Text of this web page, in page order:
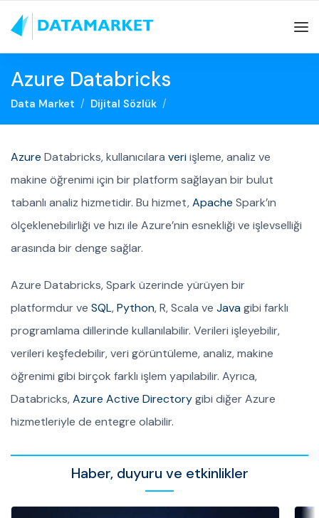
Azure Databricks
Data Market Dijital Sözlük
Azure Databricks, kullanıcılara veriişleme, analiz ve
makine öğrenimi için bir platform sağlayan bir bulut
tabanlı analiz hizmetidir. Bu hizmet,Apache Spark’ın
ölçeklenebilirliği ve hızı ile Azure’nin esnekliği ve işlevselliği
arasında bir denge sağlar.
Azure Databricks, Spark üzerinde yürüyen bir
platformdur ve SQL,Python, R, Scala ve Javagibi farklı
programlama dillerinde kullanılabilir. Verileri işleyebilir,
verileri keşfedebilir, veri görüntüleme, analiz, makine
öğrenimi gibi birçok farklı işlem yapılabilir. Ayrıca,
Databricks,Azure Active Directorygibi diğer Azure
hizmetleriyle de entegre olabilir.
Haber, duyuru ve etkinlikler